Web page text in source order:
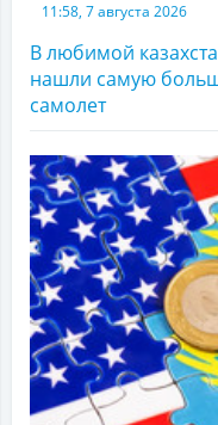
11:58, 7 августа 2026
В любимой
нашли самую
самолет